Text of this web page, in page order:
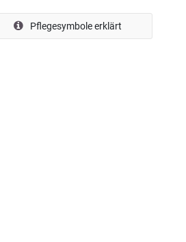
Pflegesymbole erklärt